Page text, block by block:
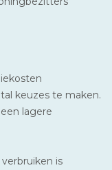
keuzes te maken.
lagere
is